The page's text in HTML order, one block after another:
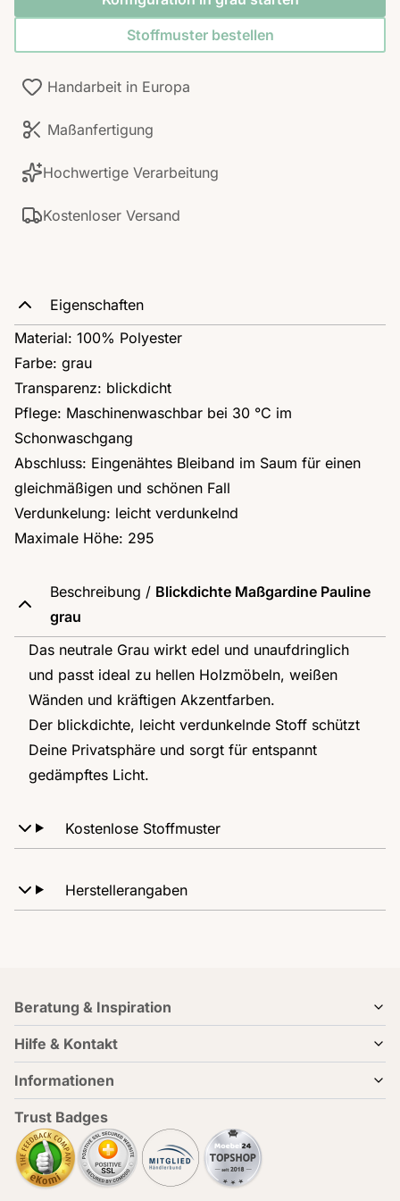
Stoffmuster bestellen
Handarbeit in Europa
Maßanfertigung
Hochwertige Verarbeitung
Kostenloser Versand
Eigenschaften
Material: 100% Polyester
Farbe: grau
Transparenz: blickdicht
Pflege: Maschinenwaschbar bei 30 °C im
Schonwaschgang
Abschluss: Eingenähtes Bleiband im Saum für einen
gleichmäßigen und schönen Fall
Verdunkelung: leicht verdunkelnd
Maximale Höhe: 295
Beschreibung / Blickdichte Maßgardine Pauline
grau
Das neutrale Grau wirkt edel und unaufdringlich
und passt ideal zu hellen Holzmöbeln, weißen
Wänden und kräftigen Akzentfarben.
Der blickdichte, leicht verdunkelnde Stoff schützt
Deine Privatsphäre und sorgt für entspannt
gedämpftes Licht.
Kostenlose Stoffmuster
Herstellerangaben
Beratung & Inspiration
Hilfe & Kontakt
Informationen
Trust Badges